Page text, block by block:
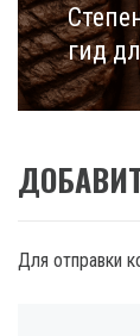
Next
post:
гид
Для отправки